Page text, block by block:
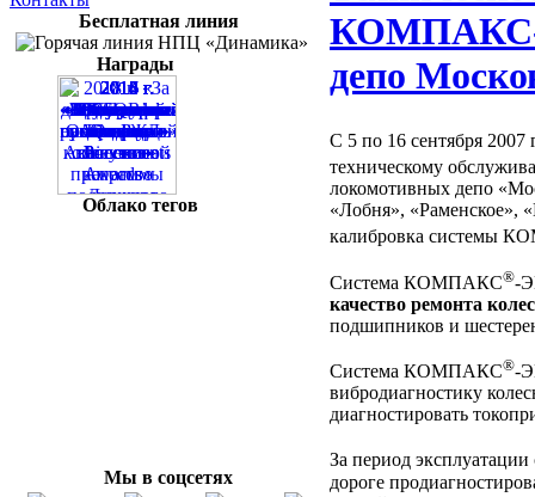
Бесплатная линия
Награды
Облако тегов
Мы в соцсетях
КОМПАКС-
депо
С 5 по 16 сентября
техническому
локомотивных депо
«Лобня», «Раменское»,
калибровка системы
Система КОМПАКС®-
качество ремонта
подшипников и
Система КОМПАКС®-
вибродиагностику
диагностировать
За период
дороге